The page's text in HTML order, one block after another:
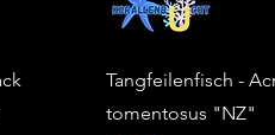
Tangfeilenfisch -
tomentosus "NZ"